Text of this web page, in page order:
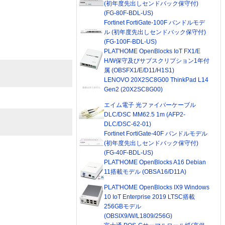
(初年度先出しセンドバック保守付)
(FG-80F-BDL-US)
Fortinet FortiGate-100F バンドルモデ
ル (初年度先出しセンドバック保守付)
(FG-100F-BDL-US)
PLAT'HOME OpenBlocks IoT FX1/E
H/W保守及びサブスクリプション1年付
属 (OBSFX1/E/D11/H1S1)
LENOVO 20X2SC8G00 ThinkPad L14
Gen2 (20X2SC8G00)
エイム電子 光ファイバーケーブル
DLC/DSC MM62.5 1m (AFP2-
DLC/DSC-62-01)
Fortinet FortiGate-40F バンドルモデル
(初年度先出しセンドバック保守付)
(FG-40F-BDL-US)
PLAT'HOME OpenBlocks A16 Debian
11搭載モデル (OBSA16/D11A)
PLAT'HOME OpenBlocks IX9 Windows
10 IoT Enterprise 2019 LTSC搭載
256GBモデル
(OBSIX9/W/L1809/256G)